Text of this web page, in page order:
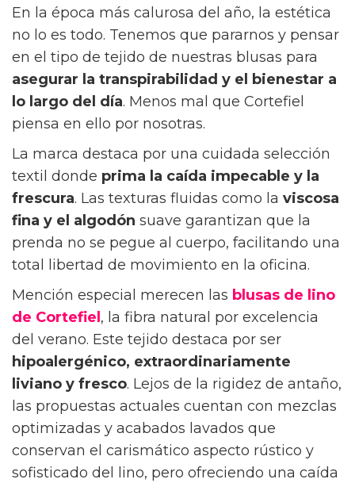
En la época más calurosa del año, la estética
no lo es todo. Tenemos que pararnos y pensar
en el tipo de tejido de nuestras blusas para
asegurar la transpirabilidad y el bienestar a
lo largo del día. Menos mal que Cortefiel
piensa en ello por nosotras.
La marca destaca por una cuidada selección
textil donde prima la caída impecable y la
frescura. Las texturas fluidas como la viscosa
fina y el algodón suave garantizan que la
prenda no se pegue al cuerpo, facilitando una
total libertad de movimiento en la oficina.
Mención especial merecen las blusas de lino
de Cortefiel , la fibra natural por excelencia
del verano. Este tejido destaca por ser
hipoalergénico, extraordinariamente
liviano y fresco. Lejos de la rigidez de antaño,
las propuestas actuales cuentan con mezclas
optimizadas y acabados lavados que
conservan el carismático aspecto rústico y
sofisticado del lino, pero ofreciendo una caída